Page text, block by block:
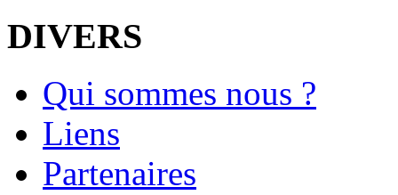
DIVERS
Qui sommes nous ?
Liens
Partenaires